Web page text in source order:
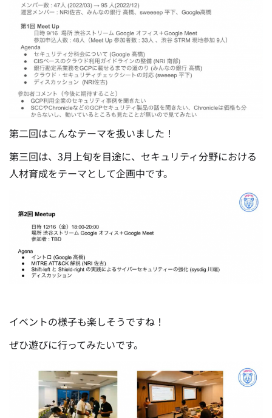
第二回はこんなテーマを扱いました！
第三回は、3月上旬を目途に、セキュリティ分野における
人材育成をテーマとして企画中です。
イベントの様子も楽しそうですね！
ぜひ遊びに行ってみたいです。